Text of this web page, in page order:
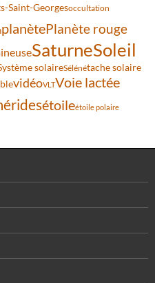
Saint-Georgesoccultation
planètePlanète rouge
SaturneSoleil
solaireSélénétache solaire
vidéoVLTVoie lactée
étoileétoile polaire